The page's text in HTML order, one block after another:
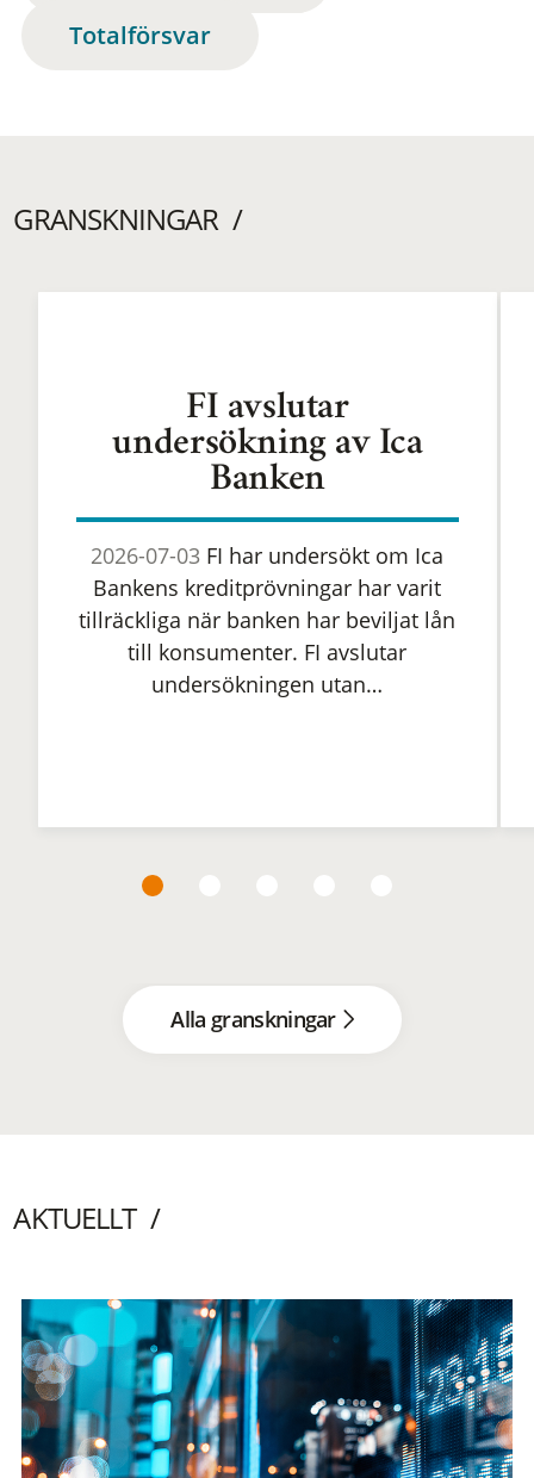
Totalförsvar
GRANSKNINGAR
FI avslutar
undersökning av Ica
Banken
2026-07-03 FI har undersökt om Ica
Bankens kreditprövningar har varit
tillräckliga när banken har beviljat lån
till konsumenter. FI avslutar
undersökningen utan…
Alla granskningar
AKTUELLT